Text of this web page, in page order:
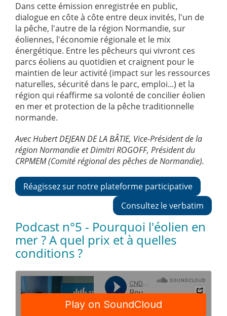
Dans cette émission enregistrée en public,
dialogue en côte à côte entre deux invités, l'un de
la pêche, l'autre de la région Normandie, sur
éoliennes, l'économie régionale et le mix
énergétique. Entre les pêcheurs qui vivront ces
parcs éoliens au quotidien et craignent pour le
maintien de leur activité (impact sur les ressources
naturelles, sécurité dans le parc, emploi...) et la
région qui réaffirme sa volonté de concilier éolien
en mer et protection de la pêche traditionnelle
normande.
Avec Hubert DEJEAN DE LA BÂTIE, Vice-Président de la
région Normandie et Dimitri ROGOFF, Président du
CRPMEM (Comité régional des pêches de Normandie).
Réagissez sur notre plateforme participative
Consultez le verbatim
Podcast n°5 - Pourquoi l'éolien en
mer ? A quel prix et à quelles
conditions ?